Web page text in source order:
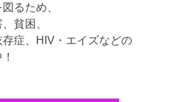
るため、
貧困、
症、HIV・エイズなどの